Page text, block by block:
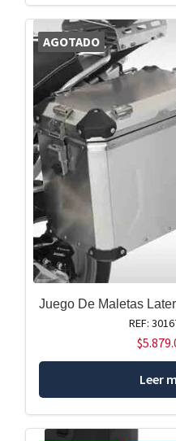
AGOTADO
Juego De Maletas
REF:
$
Leer